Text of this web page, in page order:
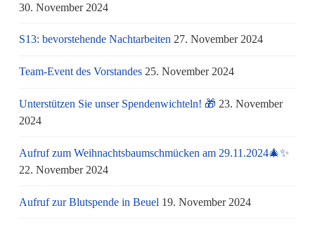
30. November 2024
S13: bevorstehende Nachtarbeiten 27. November 2024
Team-Event des Vorstandes 25. November 2024
Unterstützen Sie unser Spendenwichteln! 🎁 23. November
2024
Aufruf zum Weihnachtsbaumschmücken am 29.11.2024🎄✨
22. November 2024
Aufruf zur Blutspende in Beuel 19. November 2024